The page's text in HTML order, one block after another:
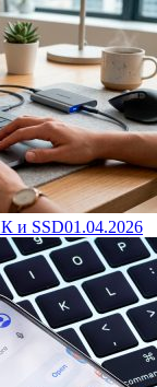
и SSD01.04.2026